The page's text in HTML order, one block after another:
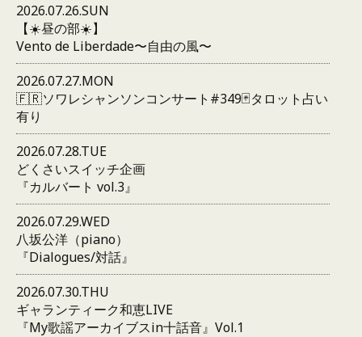
2026.07.26.SUN
【☀️昼の部☀️】
Vento de Liberdade〜自由の風〜
2026.07.27.MON
🇫🇷ソワレシャンソンコンサート#349🃏タロット占い
有り
2026.07.28.TUE
どくさいスイッチ企画
『カルバート vol.3』
2026.07.29.WED
八坂公洋（piano）
『Dialogues/対話』
2026.07.30.THU
ギャランティーク和恵LIVE
『My歌謡アーカイブスin十話音』Vol.1